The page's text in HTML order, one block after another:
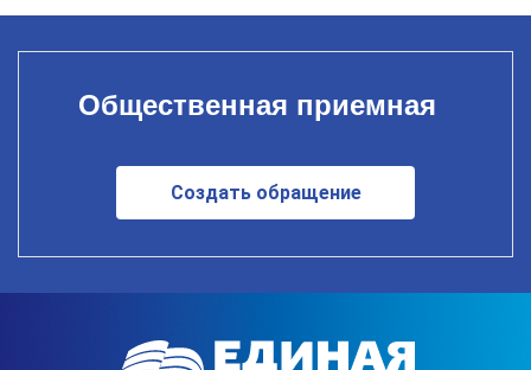
Общественная приемная
Создать обращение